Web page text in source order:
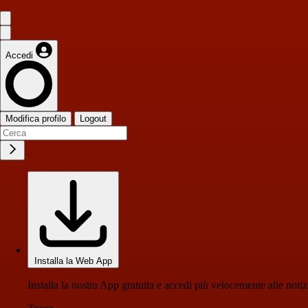
Accedi
Modifica profilo Logout
Installa la Web App
Installa la nostra App gratuita e accedi più velocemente alle